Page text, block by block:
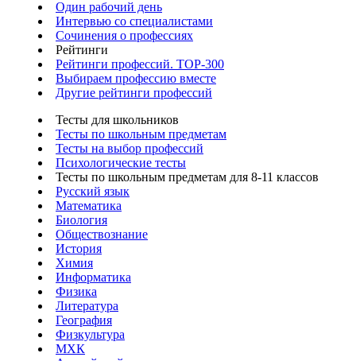
Один рабочий день
Интервью со специалистами
Сочинения о профессиях
Рейтинги
Рейтинги профессий. TOP-300
Выбираем профессию вместе
Другие рейтинги профессий
Тесты для школьников
Тесты по школьным предметам
Тесты на выбор профессий
Психологические тесты
Тесты по школьным предметам для 8-11 классов
Русский язык
Математика
Биология
Обществознание
История
Химия
Информатика
Физика
Литература
География
Физкультура
МХК